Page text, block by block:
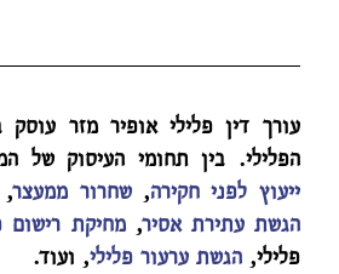
עורך דין פלילי אופיר מזר
הפלילי. בין תחומי העיסוק של
ייעוץ לפני חקירה,שחרור ממעצר,
הגשת עתירת אסיר,מחיקת רישום
פלילי,הגשת ערעור פלילי, ועוד.